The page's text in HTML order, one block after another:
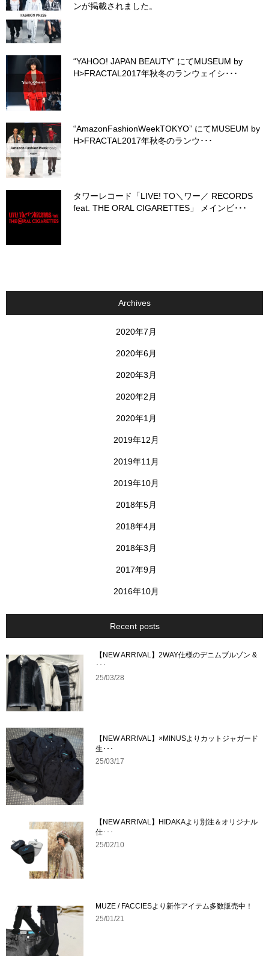
ンが掲載されました。
“YAHOO! JAPAN BEAUTY” にてMUSEUM by
H>FRACTAL2017年秋冬のランウェイシ･･･
“AmazonFashionWeekTOKYO” にてMUSEUM by
H>FRACTAL2017年秋冬のランウ･･･
タワーレコード「LIVE! TO＼ワー／ RECORDS
feat. THE ORAL CIGARETTES」 メインビ･･･
Archives
2020年7月
2020年6月
2020年3月
2020年2月
2020年1月
2019年12月
2019年11月
2019年10月
2018年5月
2018年4月
2018年3月
2017年9月
2016年10月
Recent posts
【NEW ARRIVAL】2WAY仕様のデニムブルゾン &
･･･
25/03/28
【NEW ARRIVAL】×MINUSよりカットジャガード
生･･･
25/03/17
【NEW ARRIVAL】HIDAKAより別注＆オリジナル
仕･･･
25/02/10
MUZE / FACCIESより新作アイテム多数販売中！
25/01/21